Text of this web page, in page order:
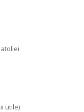
utile)